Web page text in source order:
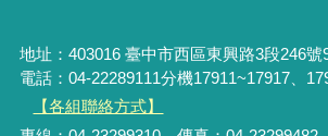
地址：403016 臺中市西區東興路3段246
電話：04-22289111分機17911~17917、
【各組聯絡方式】